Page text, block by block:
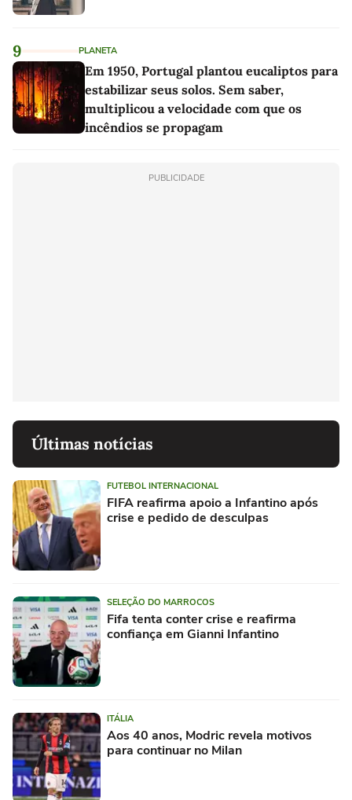
9 PLANETA
Em 1950, Portugal plantou eucaliptos para
estabilizar seus solos. Sem saber,
multiplicou a velocidade com que os
incêndios se propagam
PUBLICIDADE
Últimas notícias
FUTEBOL INTERNACIONAL
FIFA reafirma apoio a Infantino após
crise e pedido de desculpas
SELEÇÃO DO MARROCOS
Fifa tenta conter crise e reafirma
confiança em Gianni Infantino
ITÁLIA
Aos 40 anos, Modric revela motivos
para continuar no Milan